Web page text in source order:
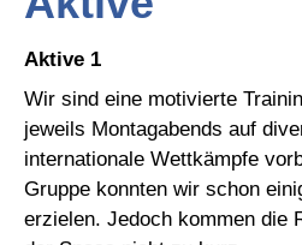
Aktive 1
Wir sind eine motivierte
jeweils Montagabends auf
internationale Wettkämpfe
Gruppe konnten wir schon
erzielen. Jedoch kommen die